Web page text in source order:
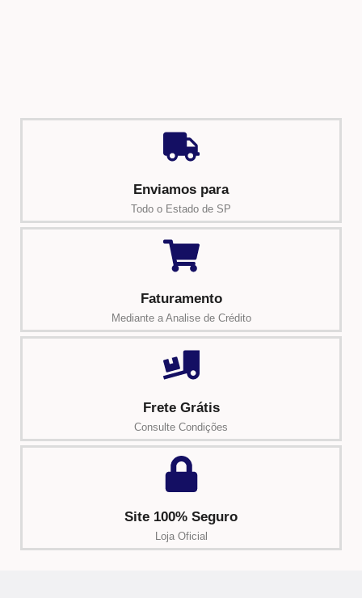
Enviamos para
Todo o Estado de SP
Faturamento
Mediante a Analise de Crédito
Frete Grátis
Consulte Condições
Site 100% Seguro
Loja Oficial